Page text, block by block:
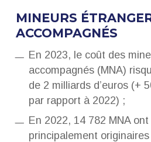
MINEURS
ACCOMPAGNÉS
En 2023, le coût des
accompagnés (MNA)
de 2 milliards d’euros (+
par rapport à 2022) ;
En 2022, 14 782 MNA
principalement